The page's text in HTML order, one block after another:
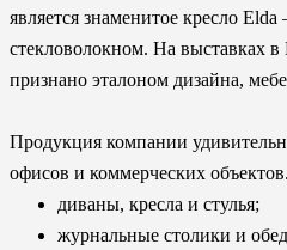
является знаменитое кресло
стекловолокном. На выставках
признано эталоном дизайна,
Продукция компании
офисов и коммерческих
диваны, кресла и стулья;
журнальные столики и